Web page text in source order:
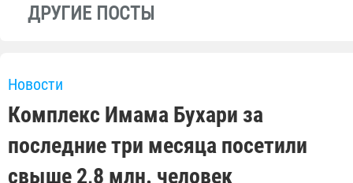
ДРУГИЕ ПОСТЫ
Новости
Комплекс Имама Бухари за
последние три месяца посетили
свыше 2,8 млн. человек